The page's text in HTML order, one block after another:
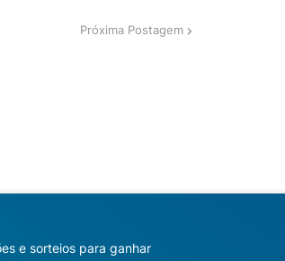
Próxima Postagem
e sorteios para ganhar